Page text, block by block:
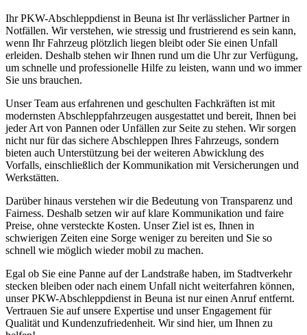
Ihr PKW-Abschleppdienst in Beuna ist Ihr verlässlicher Partner in
Notfällen. Wir verstehen, wie stressig und frustrierend es sein kann,
wenn Ihr Fahrzeug plötzlich liegen bleibt oder Sie einen Unfall
erleiden. Deshalb stehen wir Ihnen rund um die Uhr zur Verfügung,
um schnelle und professionelle Hilfe zu leisten, wann und wo immer
Sie uns brauchen.
Unser Team aus erfahrenen und geschulten Fachkräften ist mit
modernsten Abschleppfahrzeugen ausgestattet und bereit, Ihnen bei
jeder Art von Pannen oder Unfällen zur Seite zu stehen. Wir sorgen
nicht nur für das sichere Abschleppen Ihres Fahrzeugs, sondern
bieten auch Unterstützung bei der weiteren Abwicklung des
Vorfalls, einschließlich der Kommunikation mit Versicherungen und
Werkstätten.
Darüber hinaus verstehen wir die Bedeutung von Transparenz und
Fairness. Deshalb setzen wir auf klare Kommunikation und faire
Preise, ohne versteckte Kosten. Unser Ziel ist es, Ihnen in
schwierigen Zeiten eine Sorge weniger zu bereiten und Sie so
schnell wie möglich wieder mobil zu machen.
Egal ob Sie eine Panne auf der Landstraße haben, im Stadtverkehr
stecken bleiben oder nach einem Unfall nicht weiterfahren können,
unser PKW-Abschleppdienst in Beuna ist nur einen Anruf entfernt.
Vertrauen Sie auf unsere Expertise und unser Engagement für
Qualität und Kundenzufriedenheit. Wir sind hier, um Ihnen zu